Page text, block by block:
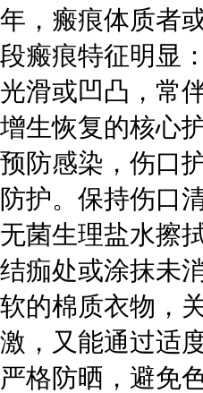
年，瘢痕体质者
段瘢痕特征明显
光滑或凹凸，常
增生恢复的核心
预防感染，伤口
防护。保持伤口
无菌生理盐水擦
结痂处或涂抹未
软的棉质衣物，
激，又能通过适
严格防晒，避免